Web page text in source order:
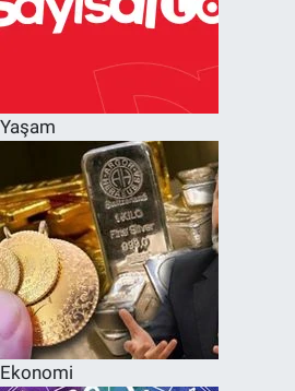
Yaşam
Ekonomi